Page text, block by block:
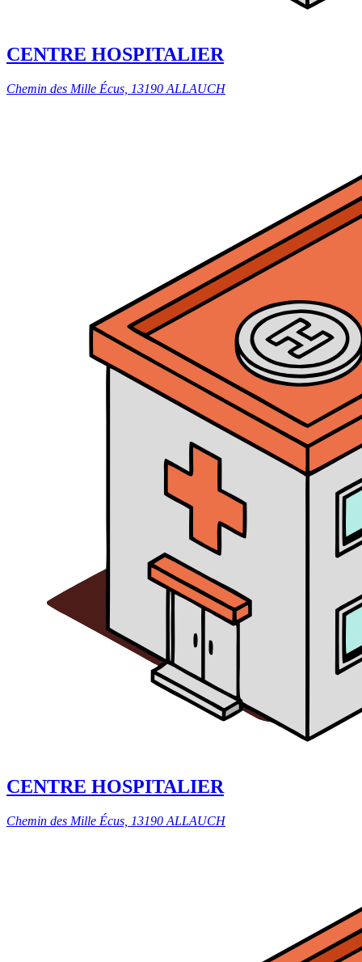
CENTRE HOSPITALIER
Chemin des Mille Écus, 13190 ALLAUCH
CENTRE HOSPITALIER
Chemin des Mille Écus, 13190 ALLAUCH